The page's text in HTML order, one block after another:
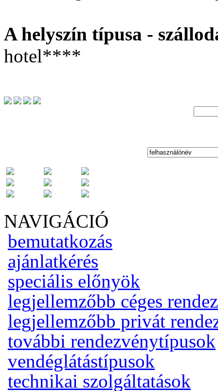
A helyszín típusa -
hotel****
NAVIGÁCIÓ
bemutatkozás
ajánlatkérés
speciális előnyök
legjellemzőbb céges
legjellemzőbb privát
további rendezvénytípusok
vendéglátástípusok
technikai szolgáltatások